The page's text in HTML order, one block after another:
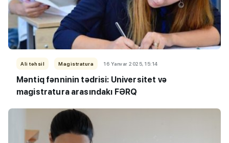
Ali təhsil Magistratura 16 Yanvar 2025, 15:14
Məntiq fənninin tədrisi: Universitet və
magistratura arasındakı FƏRQ